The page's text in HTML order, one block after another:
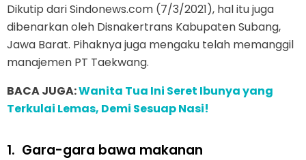
Dikutip dari Sindonews.com (7/3/2021), hal itu juga
dibenarkan oleh Disnakertrans Kabupaten Subang,
Jawa Barat. Pihaknya juga mengaku telah memanggil
manajemen PT Taekwang.
BACA JUGA:Wanita Tua Ini Seret Ibunya yang
Terkulai Lemas, Demi Sesuap Nasi!
1. Gara-gara bawa makanan